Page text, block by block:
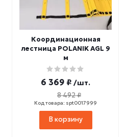
Координационная
лестница POLANIK AGL 9
м
6 369 ₽ /шт.
8 492 ₽
Код товара: spt0017999
В корзину